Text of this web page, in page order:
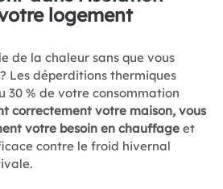
logement
de la chaleur sans que vous
Les déperditions thermiques
30 % de votre consommation
correctement votre maison, vous
votre besoin en chauffage et
contre le froid hivernal